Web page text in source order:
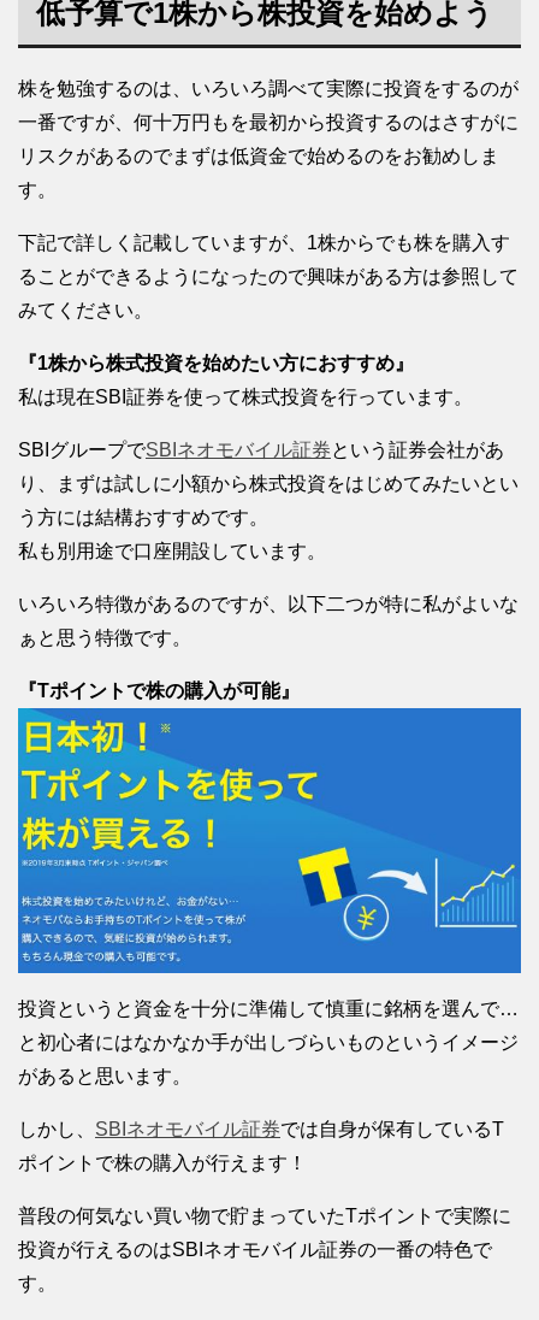
低予算で1株から株投資を始めよう
株を勉強するのは、いろいろ調べて実際に投資をするのが
一番ですが、何十万円もを最初から投資するのはさすがに
リスクがあるのでまずは低資金で始めるのをお勧めしま
す。
下記で詳しく記載していますが、1株からでも株を購入す
ることができるようになったので興味がある方は参照して
みてください。
『1株から株式投資を始めたい方におすすめ』
私は現在SBI証券を使って株式投資を行っています。
SBIグループでSBIネオモバイル証券という証券会社があ
り、まずは試しに小額から株式投資をはじめてみたいとい
う方には結構おすすめです。
私も別用途で口座開設しています。
いろいろ特徴があるのですが、以下二つが特に私がよいな
ぁと思う特徴です。
『Tポイントで株の購入が可能』
投資というと資金を十分に準備して慎重に銘柄を選んで…
と初心者にはなかなか手が出しづらいものというイメージ
があると思います。
しかし、 SBIネオモバイル証券では自身が保有しているT
ポイントで株の購入が行えます！
普段の何気ない買い物で貯まっていたTポイントで実際に
投資が行えるのはSBIネオモバイル証券の一番の特色で
す。